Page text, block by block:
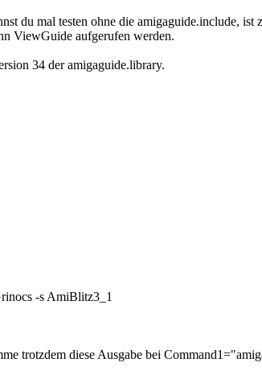
du mal testen ohne die amigaguide.include,
ViewGuide aufgerufen werden.
34 der amigaguide.library.
ocs -s AmiBlitz3_1
trotzdem diese Ausgabe bei